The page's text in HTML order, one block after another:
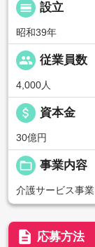
calendar_view_day 設立
昭和39年
people 従業員数
4,000人
attach_money 資本金
30億円
folder_open 事業内容
介護サービス事業
description 応募方法